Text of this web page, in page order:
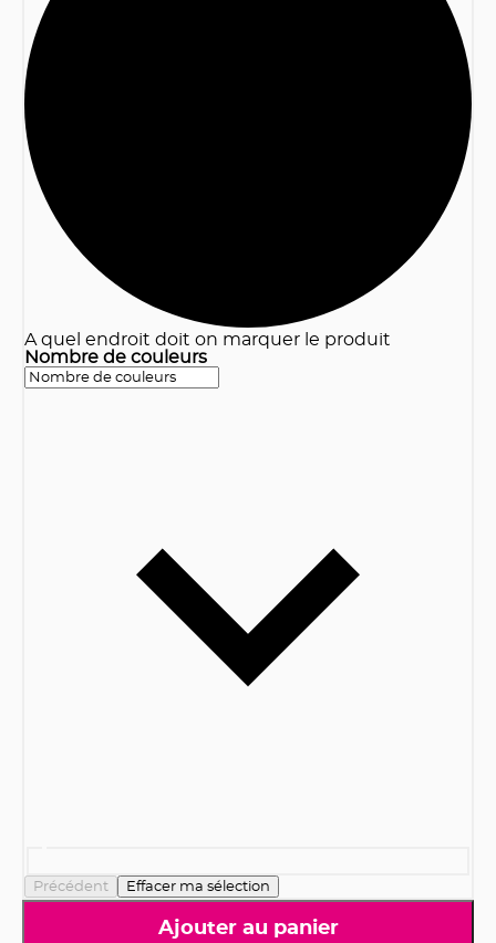
A quel endroit doit on marquer le produit
Nombre de couleurs
Précédent Effacer ma sélection
Ajouter au panier